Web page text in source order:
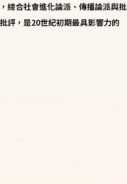
綜合社會進化論派、傳播論派與批
評，是20世紀初期最具影響力的